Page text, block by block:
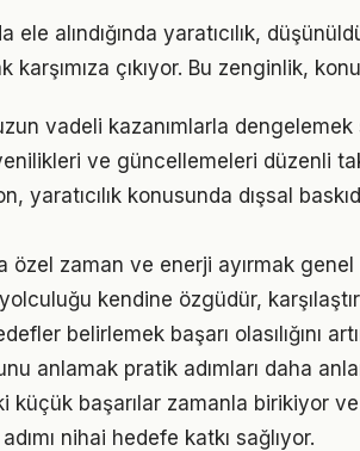
ele alındığında yaratıcılık,
karşımıza çıkıyor. Bu zenginlik,
vadeli kazanımlarla
yenilikleri ve güncellemeleri düzenli
yaratıcılık konusunda dışsal
özel zaman ve enerji ayırmak
kendine özgüdür,
belirlemek başarı olasılığını
anlamak pratik adımları daha
küçük başarılar zamanla birikiyor
nihai hedefe katkı sağlıyor.